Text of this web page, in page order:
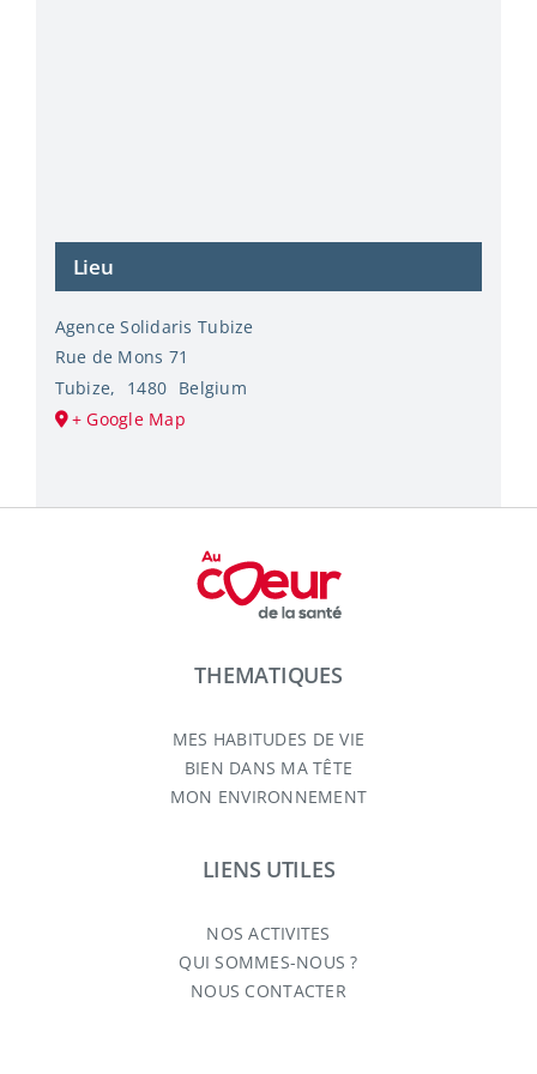
Lieu
Agence Solidaris Tubize
Rue de Mons 71
Tubize, 1480 Belgium
+ Google Map
THEMATIQUES
MES HABITUDES DE VIE
BIEN DANS MA TÊTE
MON ENVIRONNEMENT
LIENS UTILES
NOS ACTIVITES
QUI SOMMES-NOUS ?
NOUS CONTACTER